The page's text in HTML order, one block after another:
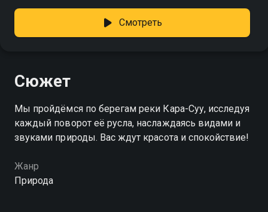
Смотреть
Сюжет
Мы пройдёмся по берегам реки Кара-Суу, исследуя
каждый поворот её русла, наслаждаясь видами и
звуками природы. Вас ждут красота и спокойствие!
Жанр
Природа